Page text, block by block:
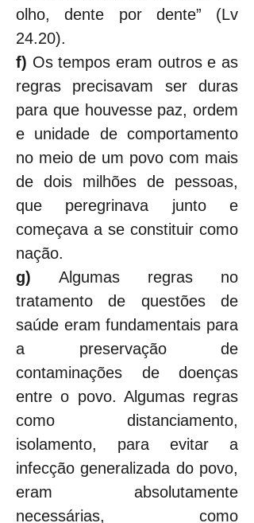
olho, dente por dente” (Lv
24.20).
f) Os tempos eram outros e as
regras precisavam ser duras
para que houvesse paz, ordem
e unidade de comportamento
no meio de um povo com mais
de dois milhões de pessoas,
que peregrinava junto e
começava a se constituir como
nação.
g) Algumas regras no
tratamento de questões de
saúde eram fundamentais para
a preservação de
contaminações de doenças
entre o povo. Algumas regras
como distanciamento,
isolamento, para evitar a
infecção generalizada do povo,
eram absolutamente
necessárias, como